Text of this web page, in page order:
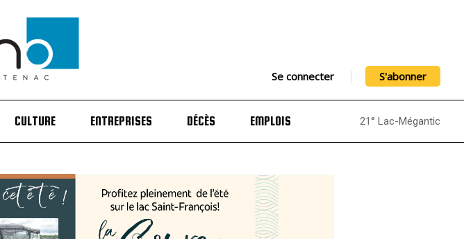
Se connecter S'abonner
CULTURE ENTREPRISES DÉCÈS EMPLOIS 21° Lac-Mégantic